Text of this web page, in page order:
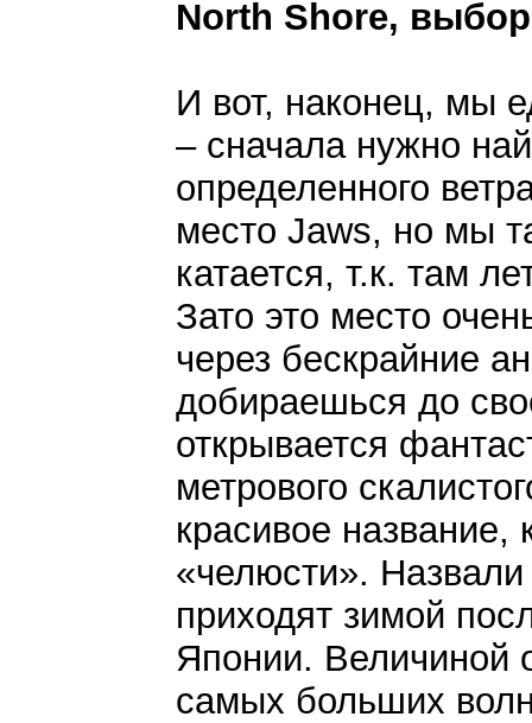
North Shore,
И вот, наконец, мы
– сначала нужно
определенного
место Jaws, но мы
катается, т.к. там
Зато это место
через бескрайние
добираешься до
открывается
метрового
красивое название,
«челюсти». Назвали
приходят зимой
Японии. Величиной
самых больших